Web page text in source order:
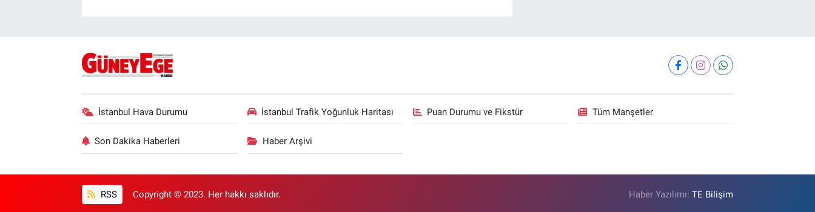
İstanbul Hava Durumu İstanbul Trafik Yoğunluk Haritası Puan Durumu ve Fikstür Tüm Manşetler
Son Dakika Haberleri Haber Arşivi
RSS Copyright © 2023. Her hakkı saklıdır. Haber Yazılımı:TE Bilişim